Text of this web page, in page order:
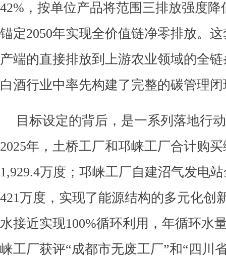
42%，按单位产品将范围三排放强度降
锚定2050年实现全价值链净零排放。
产端的直接排放到上游农业领域的全
白酒行业中率先构建了完整的碳管理
目标设定的背后，是一系列落地行
2025年，土桥工厂和邛崃工厂合计购
1,929.4万度；邛崃工厂自建沼气发电
421万度，实现了能源结构的多元化创
水接近实现100%循环利用，年循环水
崃工厂获评“成都市无废工厂”和“四川